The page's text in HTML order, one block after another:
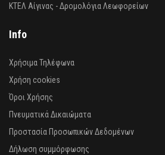
ΚΤΕΛ Αίγινας - Δρομολόγια Λεωφορείων
Info
Χρήσιμα Τηλέφωνα
Χρήση cookies
Όροι Χρήσης
Πνευματικά Δικαιώματα
Προστασία Προσωπικών Δεδομένων
Δήλωση συμμόρφωσης